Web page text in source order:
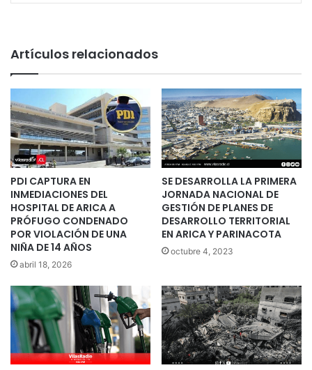
Artículos relacionados
PDI CAPTURA EN
INMEDIACIONES DEL
HOSPITAL DE ARICA A
PRÓFUGO CONDENADO
POR VIOLACIÓN DE UNA
NIÑA DE 14 AÑOS
abril 18, 2026
SE DESARROLLA LA PRIMERA
JORNADA NACIONAL DE
GESTIÓN DE PLANES DE
DESARROLLO TERRITORIAL
EN ARICA Y PARINACOTA
octubre 4, 2023